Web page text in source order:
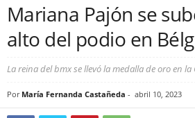
Mariana Pajón se
alto del podio en
La reina del bmx se llevó la medalla de oro en
Por María Fernanda Castañeda - abril 10, 2023